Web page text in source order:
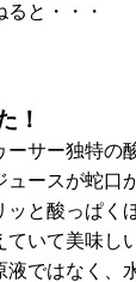
と・・・
！
ーサー独特の
ュースが蛇口
ッと酸っぱく
いて美味し
液ではなく、